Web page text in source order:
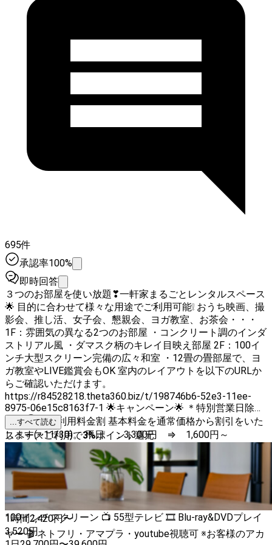
695件
承認率100%
即時回答
３つのお部屋を使い放題❣一軒家まるごとレンタルスペース
🌟 目的に合わせて様々な用途でご利用可能❕ おうち映画、撮
影会、推し活、女子会、懇親会、ヨガ教室、お茶会・・・
1F：雰囲気の異なる2つのお部屋 ・コンクリート調のインダ
ストリアル風 ・ダマスク柄のキレイ目映え部屋 2F：100イ
ンチ大型スクリーン完備の広々和室 ・12畳の畳部屋で、ヨ
ガ教室やLIVE鑑賞会もOK 室内のレイアウトを以下のURLか
らご確認いただけます。
https://r84528218.theta360.biz/t/198746b6-52e3-11ee-
8975-06e15c8163f7-1 🌟キャンペーン🌟 ＊特別営業日除く
特典①：ご利用料金割 基本料金を通常価格から割引をいた
します(~11/30)。 平日 ：3,300円 ⇒ 1,600円～
(52%OFF) 土日祝：4,500円 ⇒ 2,200円～(52%OFF) 特典
②：オプション無料～半額 一部オプションを除いて無料開
放します。 有料オプション ・タコ焼き＆ホットプレート：
1,300円(何台でも同価格) ・スクリーン・プロジェクター：
1,300円 ・施術ベッド：350円、ヨガマット：200円/枚 📺
100インチスクリーン 📺 55型テレビ 🎞 Blu-ray&DVDプレイ
ヤー 🎬 ネトフリ・アマプラ・youtube視聴可 ※お客様のアカ
...すべて読む
スペースご利用で3%ポイント還元
1時間2,420円〜
3,520円